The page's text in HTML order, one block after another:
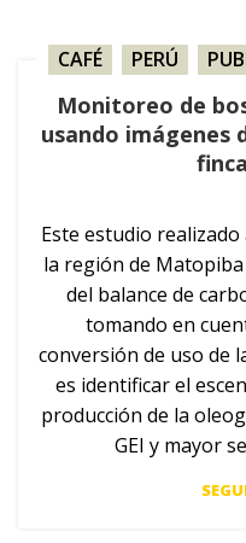
CAFÉ PERÚ
Monitoreo de
usando imágenes
Este estudio
la región de
del balance de
tomando en
conversión de uso de
es identificar el
producción de la
GEI y mayor